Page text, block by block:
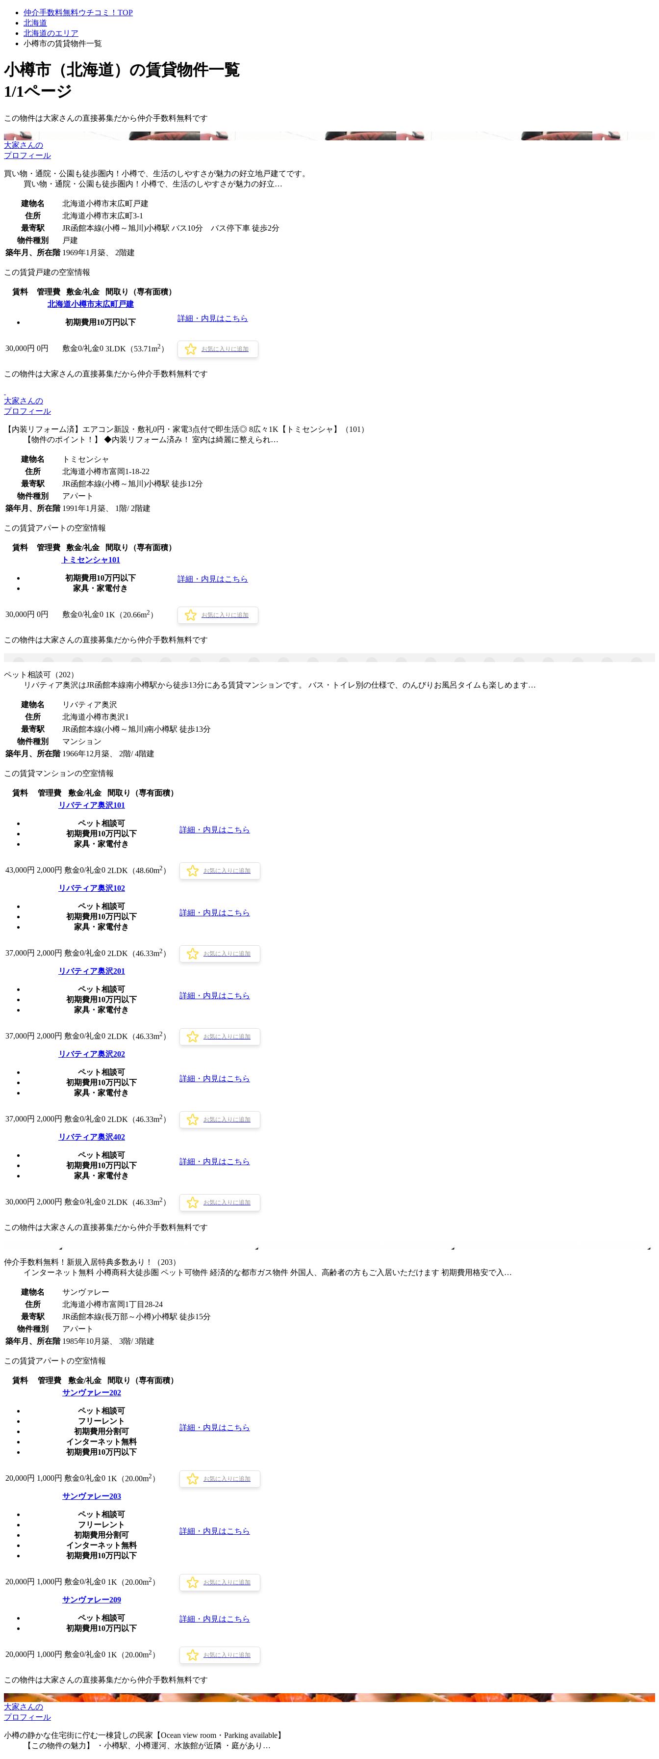
仲介手数料無料ウチコミ！TOP
北海道
北海道のエリア
小樽市の賃貸物件一覧
小樽市（北海道） の賃貸物件一覧
1/1ページ
この物件は大家さんの直接募集だから仲介手数料無料です
大家さんの
プロフィール
買い物・通院・公園も徒歩圏内！小樽で、生活のしやすさが魅力の好立地戸建てです。
買い物・通院・公園も徒歩圏内！小樽で、生活のしやすさが魅力の好立…
建物名
北海道小樽市末広町戸建
住所
北海道小樽市末広町3-1
最寄駅
JR函館本線(小樽～旭川)小樽駅 バス10分 バス停下車 徒歩2分
物件種別
戸建
築年月、所在階 1969年1月築、 2階建
この賃貸戸建の空室情報
賃料 管理費 敷金/礼金
間取り（専有面積）
北海道小樽市末広町戸建
初期費用10万円以下 詳細・内見はこちら
30,000円 0円 敷金0/礼金0 3LDK（53.71m2 ） お気に入りに追加
この物件は大家さんの直接募集だから仲介手数料無料です
大家さんの
プロフィール
【内装リフォーム済】エアコン新設・敷礼0円・家電3点付で即生活◎ 8広々1K【トミセンシャ】（101）
【物件のポイント！】 ◆内装リフォーム済み！ 室内は綺麗に整えられ…
建物名
トミセンシャ
住所
北海道小樽市富岡1-18-22
最寄駅
JR函館本線(小樽～旭川)小樽駅 徒歩12分
物件種別
アパート
築年月、所在階 1991年1月築、 1階/ 2階建
この賃貸アパートの空室情報
賃料 管理費 敷金/礼金
間取り（専有面積）
トミセンシャ101
初期費用10万円以下
家具・家電付き
詳細・内見はこちら
30,000円 0円 敷金0/礼金0 1K（20.66m2 ） お気に入りに追加
この物件は大家さんの直接募集だから仲介手数料無料です
ペット相談可（202）
リバティア奥沢はJR函館本線南小樽駅から徒歩13分にある賃貸マンションです。 バス・トイレ別の仕様で、のんびりお風呂タイムも楽しめます…
建物名
リバティア奥沢
住所
北海道小樽市奥沢1
最寄駅
JR函館本線(小樽～旭川)南小樽駅 徒歩13分
物件種別
マンション
築年月、所在階 1966年12月築、 2階/ 4階建
この賃貸マンションの空室情報
賃料 管理費 敷金/礼金
間取り（専有面積）
リバティア奥沢101
ペット相談可
初期費用10万円以下
家具・家電付き
詳細・内見はこちら
43,000円 2,000円 敷金0/礼金0 2LDK（48.60m2 ） お気に入りに追加
リバティア奥沢102
ペット相談可
初期費用10万円以下
家具・家電付き
詳細・内見はこちら
37,000円 2,000円 敷金0/礼金0 2LDK（46.33m2 ） お気に入りに追加
リバティア奥沢201
ペット相談可
初期費用10万円以下
家具・家電付き
詳細・内見はこちら
37,000円 2,000円 敷金0/礼金0 2LDK（46.33m2 ） お気に入りに追加
リバティア奥沢202
ペット相談可
初期費用10万円以下
家具・家電付き
詳細・内見はこちら
37,000円 2,000円 敷金0/礼金0 2LDK（46.33m2 ） お気に入りに追加
リバティア奥沢402
ペット相談可
初期費用10万円以下
家具・家電付き
詳細・内見はこちら
30,000円 2,000円 敷金0/礼金0 2LDK（46.33m2 ） お気に入りに追加
この物件は大家さんの直接募集だから仲介手数料無料です
仲介手数料無料！新規入居特典多数あり！（203）
インターネット無料 小樽商科大徒歩圏 ペット可物件 経済的な都市ガス物件 外国人、高齢者の方もご入居いただけます 初期費用格安で入…
建物名
サンヴァレー
住所
北海道小樽市富岡1丁目28-24
最寄駅
JR函館本線(長万部～小樽)小樽駅 徒歩15分
物件種別
アパート
築年月、所在階 1985年10月築、 3階/ 3階建
この賃貸アパートの空室情報
賃料 管理費 敷金/礼金
間取り（専有面積）
サンヴァレー202
ペット相談可
フリーレント
初期費用分割可
インターネット無料
初期費用10万円以下
詳細・内見はこちら
20,000円 1,000円 敷金0/礼金0 1K（20.00m2 ） お気に入りに追加
サンヴァレー203
ペット相談可
フリーレント
初期費用分割可
インターネット無料
初期費用10万円以下
詳細・内見はこちら
20,000円 1,000円 敷金0/礼金0 1K（20.00m2 ） お気に入りに追加
サンヴァレー209
ペット相談可
初期費用10万円以下
詳細・内見はこちら
20,000円 1,000円 敷金0/礼金0 1K（20.00m2 ） お気に入りに追加
この物件は大家さんの直接募集だから仲介手数料無料です
大家さんの
プロフィール
小樽の静かな住宅街に佇む一棟貸しの民家【Ocean view room・Parking available】
【この物件の魅力】 ・小樽駅、小樽運河、水族館が近隣 ・庭があり…